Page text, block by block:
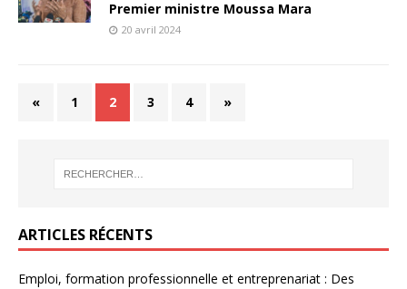
Premier ministre Moussa Mara
20 avril 2024
« 1 2 3 4 »
ARTICLES RÉCENTS
Emploi, formation professionnelle et entreprenariat : Des